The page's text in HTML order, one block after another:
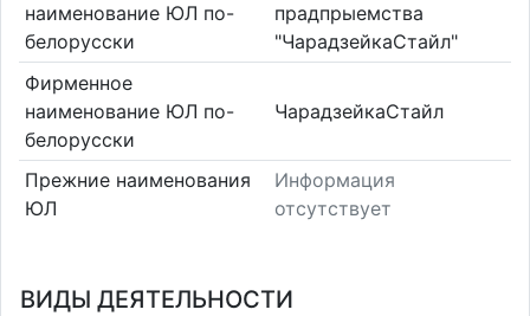
наименование ЮЛ по-
белорусски
прадпрыемства
"ЧарадзейкаСтайл"
Фирменное
наименование ЮЛ по-
белорусски
ЧарадзейкаСтайл
Прежние наименования
ЮЛ
Информация
отсутствует
ВИДЫ ДЕЯТЕЛЬНОСТИ